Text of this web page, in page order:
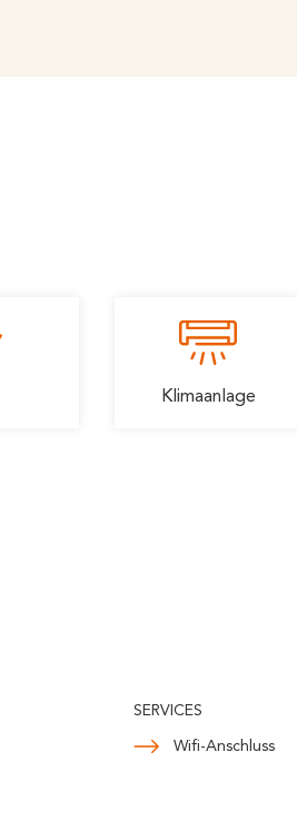
Klimaanlage
SERVICES
Wifi-Anschluss